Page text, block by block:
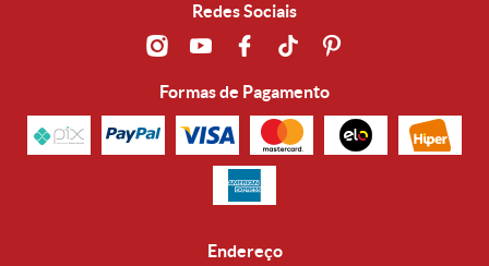
Redes Sociais
Formas de Pagamento
Endereço